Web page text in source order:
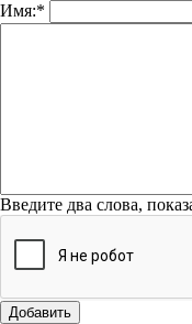
Имя:*
Введите два слова,
Добавить